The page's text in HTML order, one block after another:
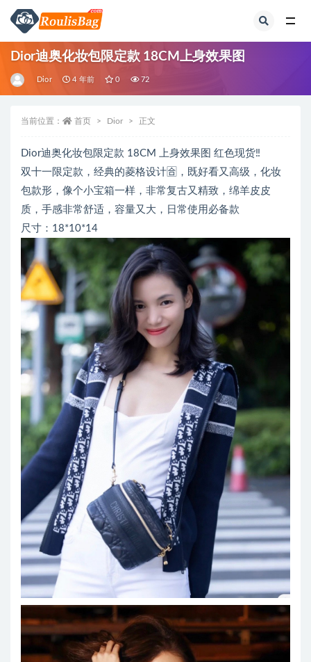
Dior迪奥化妆包限定款 18CM上身效果图
Dior 4 年前 0 72
当前位置： 首页 Dior 正文
Dior迪奥化妆包限定款 18CM 上身效果图 红色现货‼️
双十一限定款，经典的菱格设计🈴，既好看又高级，化妆
包款形，像个小宝箱一样，非常复古又精致，绵羊皮皮
质，手感非常舒适，容量又大，日常使用必备款
尺寸：18*10*14